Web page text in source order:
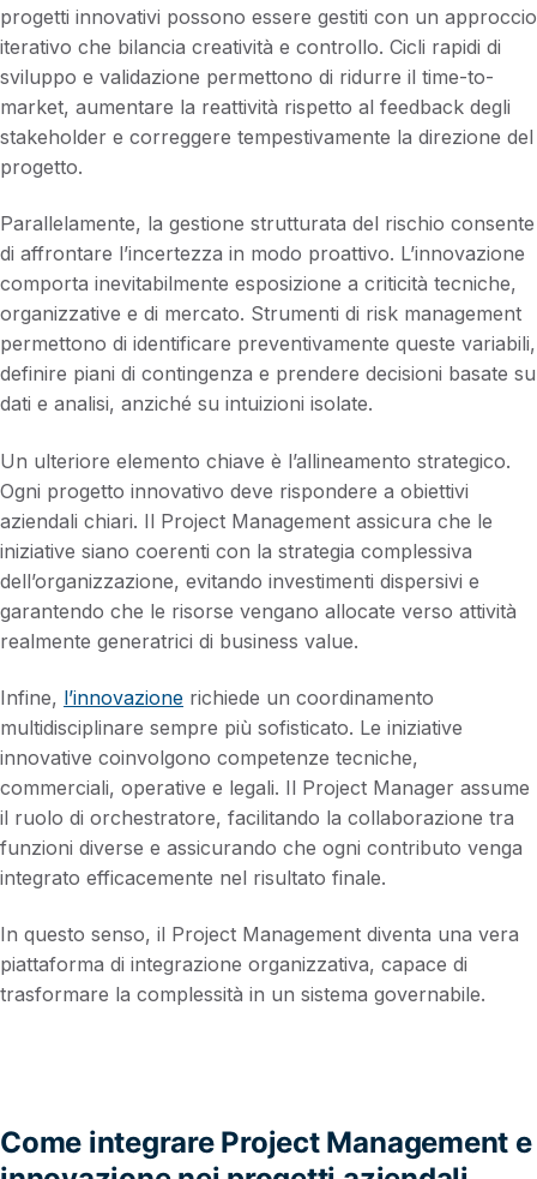
progetti innovativi possono essere gestiti con un approccio
iterativo che bilancia creatività e controllo. Cicli rapidi di
sviluppo e validazione permettono di ridurre il time-to-
market, aumentare la reattività rispetto al feedback degli
stakeholder e correggere tempestivamente la direzione del
progetto.
Parallelamente, la gestione strutturata del rischio consente
di affrontare l’incertezza in modo proattivo. L’innovazione
comporta inevitabilmente esposizione a criticità tecniche,
organizzative e di mercato. Strumenti di risk management
permettono di identificare preventivamente queste variabili,
definire piani di contingenza e prendere decisioni basate su
dati e analisi, anziché su intuizioni isolate.
Un ulteriore elemento chiave è l’allineamento strategico.
Ogni progetto innovativo deve rispondere a obiettivi
aziendali chiari. Il Project Management assicura che le
iniziative siano coerenti con la strategia complessiva
dell’organizzazione, evitando investimenti dispersivi e
garantendo che le risorse vengano allocate verso attività
realmente generatrici di business value.
Infine, l’innovazione richiede un coordinamento
multidisciplinare sempre più sofisticato. Le iniziative
innovative coinvolgono competenze tecniche,
commerciali, operative e legali. Il Project Manager assume
il ruolo di orchestratore, facilitando la collaborazione tra
funzioni diverse e assicurando che ogni contributo venga
integrato efficacemente nel risultato finale.
In questo senso, il Project Management diventa una vera
piattaforma di integrazione organizzativa, capace di
trasformare la complessità in un sistema governabile.
Come integrare Project Management e